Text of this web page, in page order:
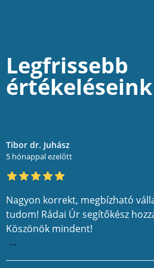
Legfrissebb
értékeléseink
Tibor dr. Juhász
5 hónappal ezelőtt
Nagyon korrekt, megbízható
tudom! Rádai Úr segítőkész
Köszönök mindent!
...